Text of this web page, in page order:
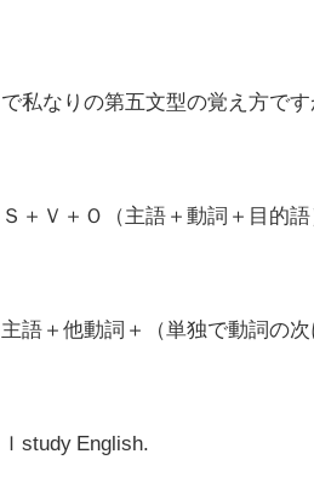
で私なりの第五文型の覚え方で
Ｓ＋Ｖ＋Ｏ（主語＋動詞＋目的
主語＋他動詞＋（単独で動詞の次
Ｉstudy English.